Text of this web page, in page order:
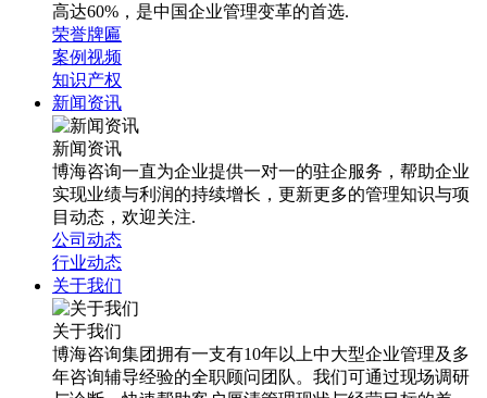
高达60%，是中国企业管理变革的首选.
荣誉牌匾
案例视频
知识产权
新闻资讯
新闻资讯
博海咨询一直为企业提供一对一的驻企服务，帮助企业
实现业绩与利润的持续增长，更新更多的管理知识与项
目动态，欢迎关注.
公司动态
行业动态
关于我们
关于我们
博海咨询集团拥有一支有10年以上中大型企业管理及多
年咨询辅导经验的全职顾问团队。我们可通过现场调研